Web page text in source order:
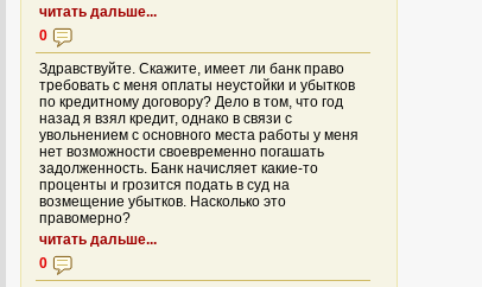
читать дальше...
0
Здравствуйте. Скажите, имеет ли банк право
требовать с меня оплаты неустойки и убытков
по кредитному договору? Дело в том, что год
назад я взял кредит, однако в связи с
увольнением с основного места работы у меня
нет возможности своевременно погашать
задолженность. Банк начисляет какие-то
проценты и грозится подать в суд на
возмещение убытков. Насколько это
правомерно?
читать дальше...
0